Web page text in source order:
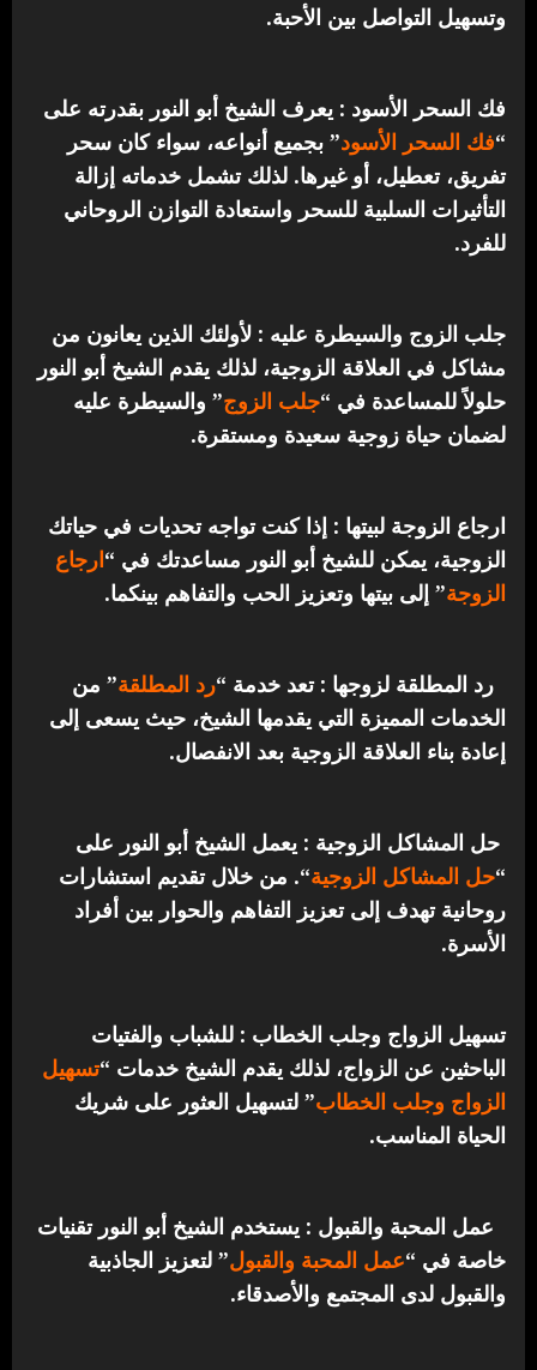
وتسهيل التواصل بين الأحبة.
فك السحر الأسود : يعرف الشيخ أبو النور بقدرته على
“فك السحر الأسود” بجميع أنواعه، سواء كان سحر
تفريق، تعطيل، أو غيرها. لذلك تشمل خدماته إزالة
التأثيرات السلبية للسحر واستعادة التوازن الروحاني
للفرد.
جلب الزوج والسيطرة عليه : لأولئك الذين يعانون من
مشاكل في العلاقة الزوجية، لذلك يقدم الشيخ أبو النور
حلولاً للمساعدة في “جلب الزوج” والسيطرة عليه
لضمان حياة زوجية سعيدة ومستقرة.
ارجاع الزوجة لبيتها : إذا كنت تواجه تحديات في حياتك
الزوجية، يمكن للشيخ أبو النور مساعدتك في “ارجاع
الزوجة” إلى بيتها وتعزيز الحب والتفاهم بينكما.
رد المطلقة لزوجها : تعد خدمة “رد المطلقة” من
الخدمات المميزة التي يقدمها الشيخ، حيث يسعى إلى
إعادة بناء العلاقة الزوجية بعد الانفصال.
حل المشاكل الزوجية : يعمل الشيخ أبو النور على
“حل المشاكل الزوجية“. من خلال تقديم استشارات
روحانية تهدف إلى تعزيز التفاهم والحوار بين أفراد
الأسرة.
تسهيل الزواج وجلب الخطاب : للشباب والفتيات
الباحثين عن الزواج، لذلك يقدم الشيخ خدمات “تسهيل
الزواج وجلب الخطاب” لتسهيل العثور على شريك
الحياة المناسب.
عمل المحبة والقبول : يستخدم الشيخ أبو النور تقنيات
خاصة في “عمل المحبة والقبول” لتعزيز الجاذبية
والقبول لدى المجتمع والأصدقاء.